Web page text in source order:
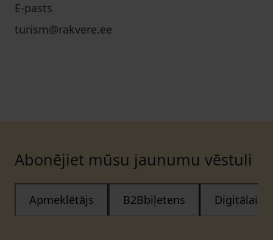
E-pasts
turism@rakvere.ee
Abonējiet mūsu jaunumu vēstuli
Apmeklētājs B2Bbiļetens Digitālais